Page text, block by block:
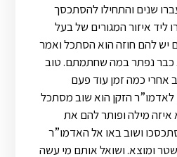
שנים והתחילו להסתכסך
ליד איזור המגורים של בעל
יש להם חוזה הוא הסתכל ואמר
כבר נפתר במה שחתמתם. טוב
אחרי כמה זמן עוד פעם
הזקן הוא שוב מסתכל
איזה מילה ופותר להם את
ושוב באו אל האדמו”ר
ומוצא. ושואל אותם מי עשה